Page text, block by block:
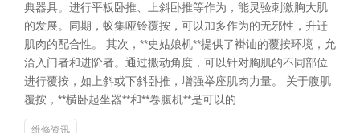
典器具。进行平板卧推、上斜卧推等作为，能灵验刺激胸大肌
的发展。同期，蚁集哑铃覆按，可以加多作为的无邪性，升迁
肌肉的配合性。 其次，**史姑娘机**提供了褂讪的覆按环境，允
洽入门者和进阶者。通过搬动角度，可以针对胸肌的不同部位
进行覆按，如上斜或下斜卧推，增强举座肌肉力量。 关于腹肌
覆按，**横卧起坐器**和**卷腹机**是可以的
维修资讯